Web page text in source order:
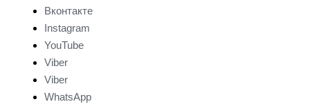
Вконтакте
Instagram
YouTube
Viber
Viber
WhatsApp